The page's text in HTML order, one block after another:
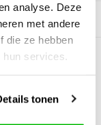
analyse. Deze
met andere
die ze hebben
services.
tonen